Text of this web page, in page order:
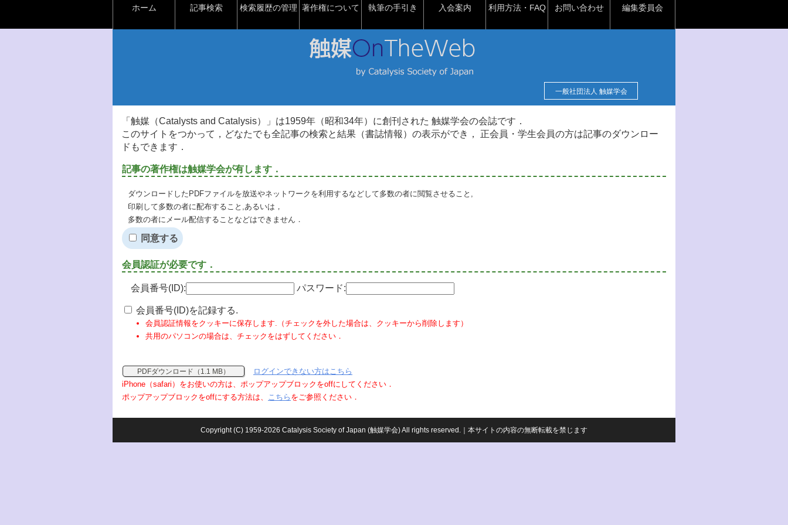
ホーム 記事検索 検索履歴の管理 著作権について 執筆の手引き 入会案内 利用方法・FAQ お問い合わせ 編集委員会
一般社団法人 触媒学会
「触媒（Catalysts and Catalysis）」は1959年（昭和34年）に創刊された 触媒学会の会誌です．
このサイトをつかって，どなたでも全記事の検索と結果（書誌情報）の表示ができ， 正会員・学生会員の方は記事のダウンロー
ドもできます．
記事の著作権は触媒学会が有します．
ダウンロードしたPDFファイルを放送やネットワークを利用するなどして多数の者に閲覧させること,
印刷して多数の者に配布すること,あるいは，
多数の者にメール配信することなどはできません．
同意する
会員認証が必要です．
会員番号(ID): パスワード:
会員番号(ID)を記録する.
会員認証情報をクッキーに保存します.（チェックを外した場合は、クッキーから削除します）
共用のパソコンの場合は、チェックをはずしてください．
PDFダウンロード（1.1 MB）
ログインできない方はこちら
iPhone（safari）をお使いの方は、ポップアップブロックをoffにしてください．
ポップアップブロックをoffにする方法は、 こちら をご参照ください．
Copyright (C) 1959-2026 Catalysis Society of Japan (触媒学会) All rights reserved.｜本サイトの内容の無断転載を禁じます